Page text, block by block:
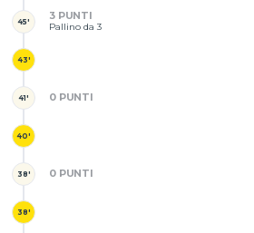
45' 3 PUNTI
Pallino da 3
43'
41' 0 PUNTI
40'
38' 0 PUNTI
38'